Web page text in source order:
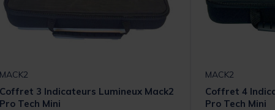
MACK2
Coffret 3 Indicateurs Lumineux Mack2
Pro Tech Mini
MACK2
Coffret 4
Pro Tech Mini